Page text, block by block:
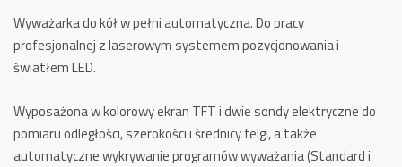
Wyważarka do kół w pełni automatyczna. Do pracy
profesjonalnej z laserowym systemem pozycjonowania i
światłem LED.
Wyposażona w kolorowy ekran TFT i dwie sondy elektryczne do
pomiaru odległości, szerokości i średnicy felgi, a także
automatyczne wykrywanie programów wyważania (Standard i